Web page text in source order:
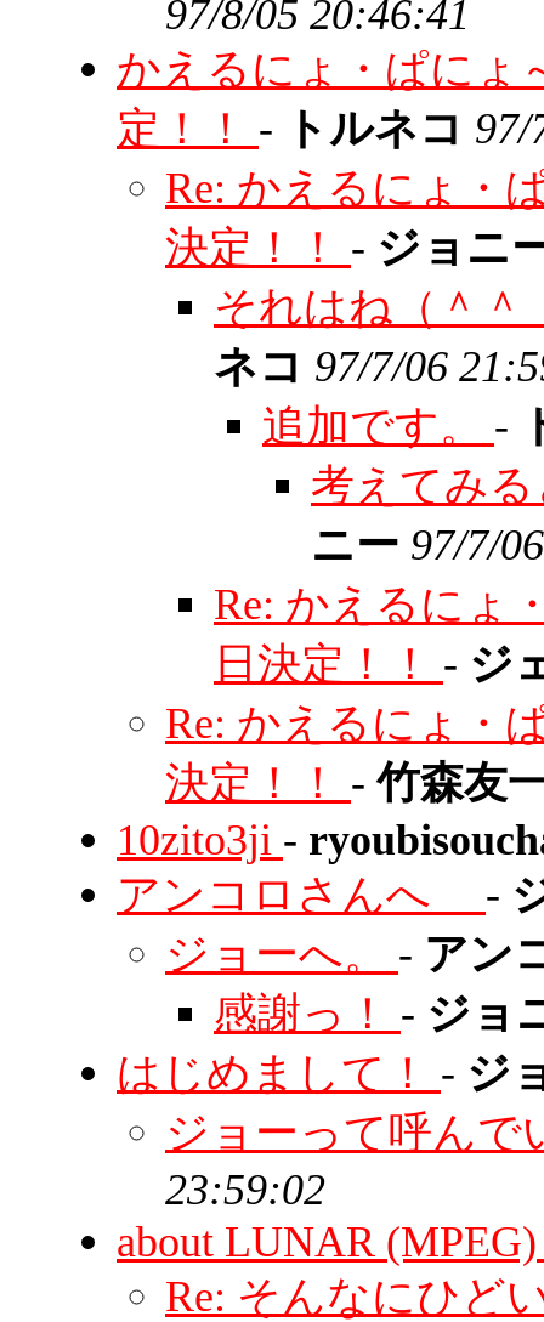
97/8/05 20:46:41
かえるにょ・ぱにょ
定！！ - トルネコ 97/
Re: かえるにょ・
決定！！ - ジョニ
それはね（＾
ネコ 97/7/06
追加です。 -
考えてみ
ニー 97/7/
Re: かえるにょ
日決定！！ - ジ
Re: かえるにょ・
決定！！ - 竹森友
10zito3ji -
アンコロさんへ -
ジョーへ。 - アン
感謝っ！ - ジョ
はじめまして！ - ジ
ジョーって呼ん
23:59:02
about LUNAR
Re: そんなにひど